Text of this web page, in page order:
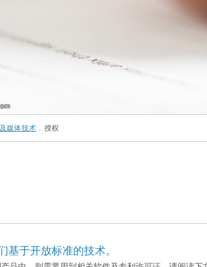
媒体技术 授权
基于开放标准的技术。